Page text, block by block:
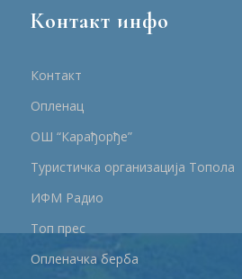
Контакт инфо
Контакт
Опленац
ОШ “Карађорђе”
Туристичка организација Топола
ИФМ Радио
Топ прес
Опленачка берба